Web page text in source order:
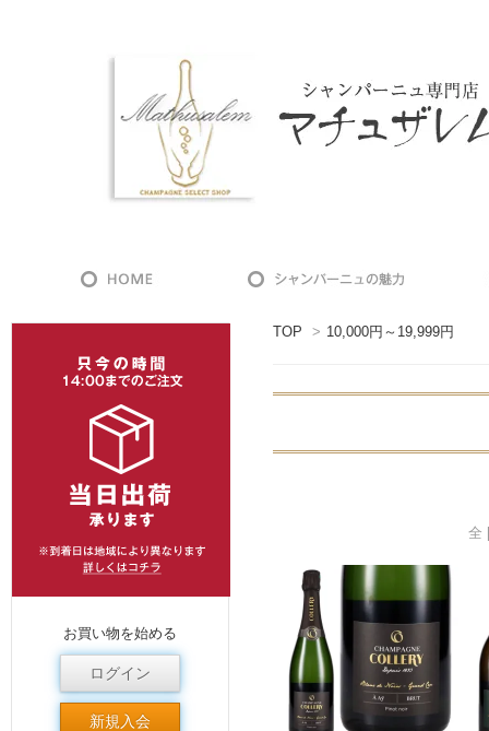
TOP > 10,000円～19,999円
全
お買い物を始める
ログイン
新規入会